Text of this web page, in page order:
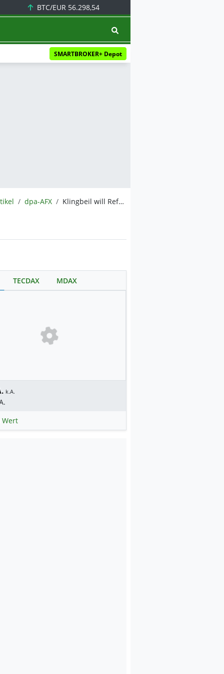
BTC/EUR 56.298,54
SMARTBROKER+ Depot
dpa-AFX Klingbeil will Reform-Knoten durchschlagen
TECDAX MDAX
k.A.